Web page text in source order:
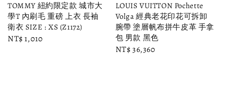
TOMMY 紐約限定款 城市大
學T 內刷毛 重磅 上衣 長袖
衛衣 SIZE : XS (Z1172)
Regular
NT$ 1,010
LOUIS VUITTON Pochette
Volga 經典老花印花可拆卸
腕帶 塗層帆布拼牛皮革 手拿
包 男款 黑色
Regular
NT$ 36,360